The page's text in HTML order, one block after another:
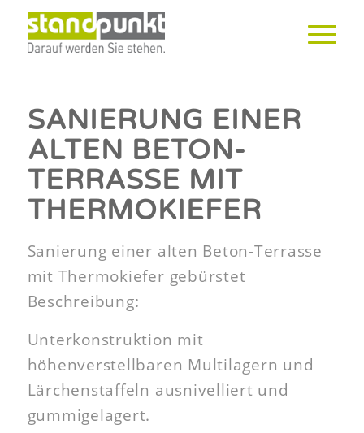
SANIERUNG EINER
ALTEN BETON-
TERRASSE MIT
THERMOKIEFER
Sanierung einer alten Beton-Terrasse
mit Thermokiefer gebürstet
Beschreibung:
Unterkonstruktion mit
höhenverstellbaren Multilagern und
Lärchenstaffeln ausnivelliert und
gummigelagert.